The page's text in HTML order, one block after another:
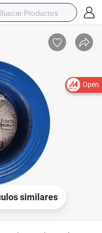
Open
similares